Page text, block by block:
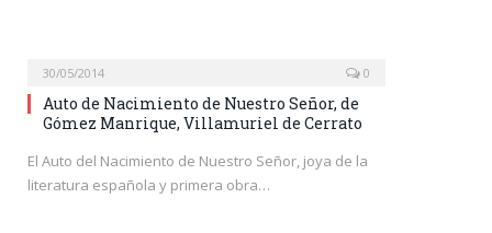
30/05/2014 0
Auto de Nacimiento de Nuestro Señor, de
Gómez Manrique, Villamuriel de Cerrato
El Auto del Nacimiento de Nuestro Señor, joya de la
literatura española y primera obra…